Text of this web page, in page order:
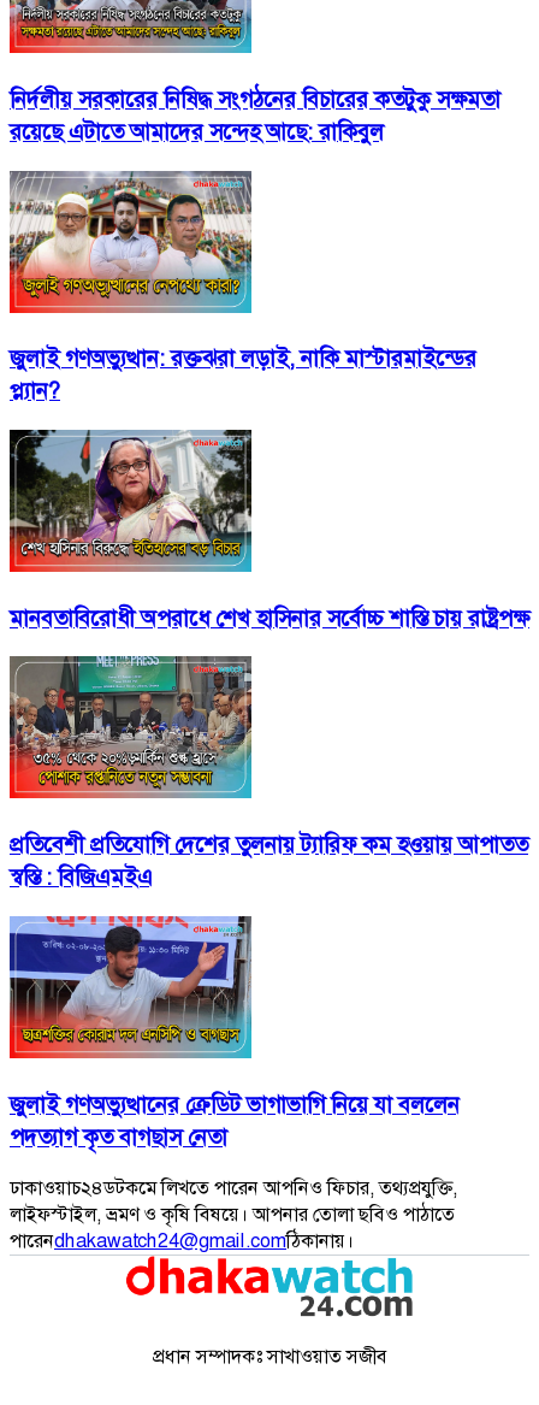
নির্দলীয় সরকারের নিষিদ্ধ সংগঠনের বিচারের কতটুকু সক্ষমতা
রয়েছে এটাতে আমাদের সন্দেহ আছে: রাকিবুল
জুলাই গণঅভ্যুত্থান: রক্তঝরা লড়াই, নাকি মাস্টারমাইন্ডের
প্ল্যান?
মানবতাবিরোধী অপরাধে শেখ হাসিনার সর্বোচ্চ শাস্তি চায় রাষ্ট্রপক্ষ
প্রতিবেশী প্রতিযোগি দেশের তুলনায় ট্যারিফ কম হওয়ায় আপাতত
স্বস্তি : বিজিএমইএ
জুলাই গণঅভ্যুত্থানের ক্রেডিট ভাগাভাগি নিয়ে যা বললেন
পদত্যাগ কৃত বাগছাস নেতা
ঢাকাওয়াচ২৪ডটকমে লিখতে পারেন আপনিও ফিচার, তথ্যপ্রযুক্তি,
লাইফস্টাইল, ভ্রমণ ও কৃষি বিষয়ে। আপনার তোলা ছবিও পাঠাতে
পারেনdhakawatch24@gmail.comঠিকানায়।
প্রধান সম্পাদকঃ সাখাওয়াত সজীব